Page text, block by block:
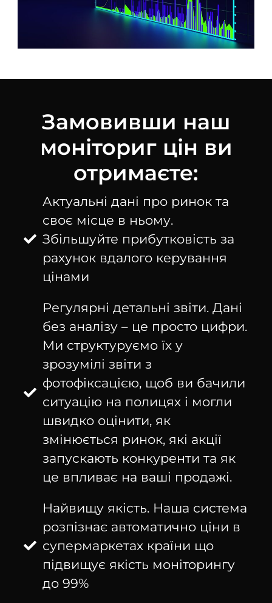
Замовивши наш
моніториг цін ви
отримаєте:
Актуальні дані про ринок та
своє місце в ньому.
Збільшуйте прибутковість за
рахунок вдалого керування
цінами
Регулярні детальні звіти. Дані
без аналізу – це просто цифри.
Ми структуруємо їх у
зрозумілі звіти з
фотофіксацією, щоб ви бачили
ситуацію на полицях і могли
швидко оцінити, як
змінюється ринок, які акції
запускають конкуренти та як
це впливає на ваші продажі.
Найвищу якість. Наша система
розпізнає автоматично ціни в
супермаркетах країни що
підвищує якість моніторингу
до 99%